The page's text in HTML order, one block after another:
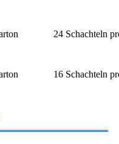
24 Schachteln
16 Schachteln